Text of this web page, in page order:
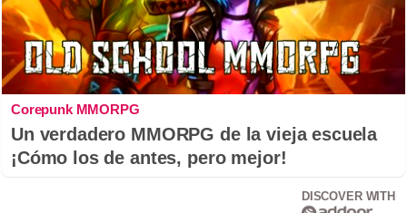
Corepunk MMORPG
Un verdadero MMORPG de la vieja escuela
¡Cómo los de antes, pero mejor!
DISCOVER WITH